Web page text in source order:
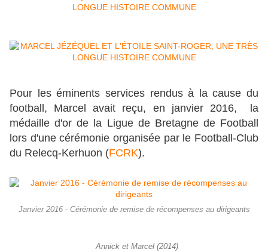
Pour les éminents services rendus à la cause du
football, Marcel avait reçu, en janvier 2016, la
médaille d'or de la Ligue de Bretagne de Football
lors d'une cérémonie organisée par le Football-Club
du Relecq-Kerhuon (FCRK).
Janvier 2016 - Cérémonie de remise de récompenses au dirigeants
Annick et Marcel (2014)